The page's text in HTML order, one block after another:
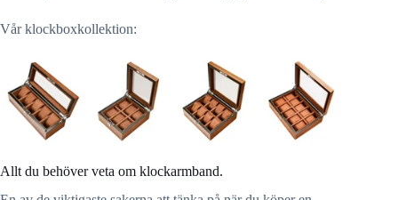
Vår klockboxkollektion:
Allt du behöver veta om klockarmband.